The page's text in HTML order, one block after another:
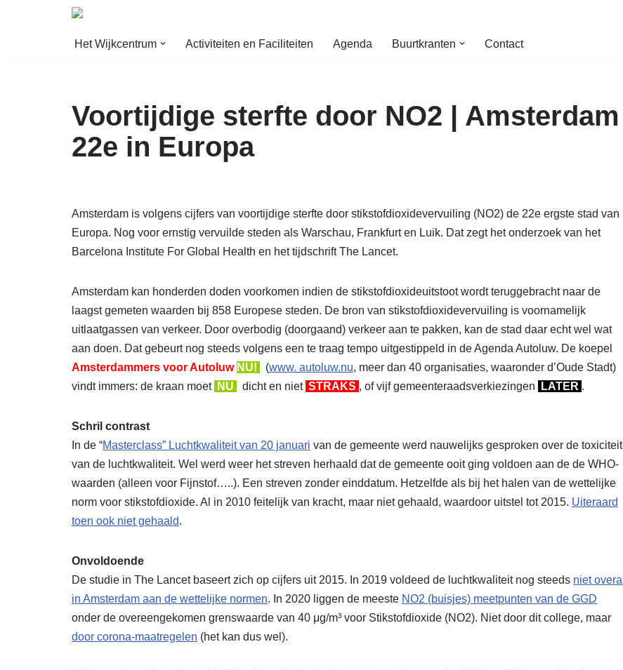
Het Wijkcentrum Activiteiten en Faciliteiten Agenda Buurtkranten Contact
Voortijdige sterfte door NO2 | Amsterdam
22e in Europa
Amsterdam is volgens cijfers van voortijdige sterfte door stikstofdioxidevervuiling (NO2) de 22e ergste stad van
Europa. Nog voor ernstig vervuilde steden als Warschau, Frankfurt en Luik. Dat zegt het onderzoek van het
Barcelona Institute For Global Health en het tijdschrift The Lancet.
Amsterdam kan honderden doden voorkomen indien de stikstofdioxideuitstoot wordt teruggebracht naar de
laagst gemeten waarden bij 858 Europese steden. De bron van stikstofdioxidevervuiling is voornamelijk
uitlaatgassen van verkeer. Door overbodig (doorgaand) verkeer aan te pakken, kan de stad daar echt wel wat
aan doen. Dat gebeurt nog steeds volgens een te traag tempo uitgestippeld in de Agenda Autoluw. De koepel
Amsterdammers voor Autoluw NU! (www. autoluw.nu, meer dan 40 organisaties, waaronder d’Oude Stadt)
vindt immers: de kraan moet NU dicht en niet STRAKS , of vijf gemeenteraadsverkiezingen LATER .
Schril contrast
In de “Masterclass” Luchtkwaliteit van 20 januari van de gemeente werd nauwelijks gesproken over de toxiciteit
van de luchtkwaliteit. Wel werd weer het streven herhaald dat de gemeente ooit ging voldoen aan de de WHO-
waarden (alleen voor Fijnstof…..). Een streven zonder einddatum. Hetzelfde als bij het halen van de wettelijke
norm voor stikstofdioxide. Al in 2010 feitelijk van kracht, maar niet gehaald, waardoor uitstel tot 2015. Uiteraard
toen ook niet gehaald.
Onvoldoende
De studie in The Lancet baseert zich op cijfers uit 2015. In 2019 voldeed de luchtkwaliteit nog steeds niet overal
in Amsterdam aan de wettelijke normen. In 2020 liggen de meeste NO2 (buisjes) meetpunten van de GGD
onder de overeengekomen grenswaarde van 40 μg/m³ voor Stikstofdioxide (NO2). Niet door dit college, maar
door corona-maatregelen (het kan dus wel).